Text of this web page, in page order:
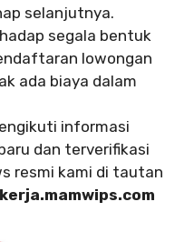
selanjutnya.
segala bentuk
lowongan
ada biaya dalam
informasi
dan terverifikasi
resmi kami di tautan